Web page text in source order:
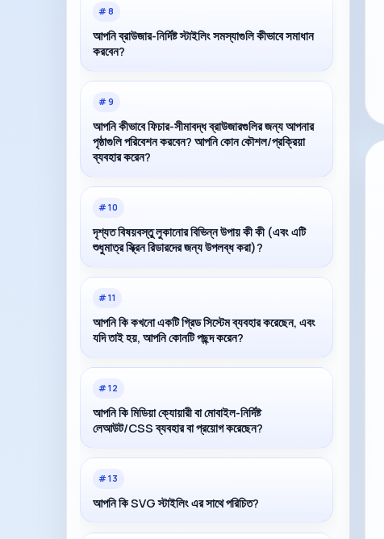
#8
আপনি ব্রাউজার-নির্দিষ্ট স্টাইলিং সমস্যাগুলি কীভাবে সমাধান
করবেন?
#9
আপনি কীভাবে ফিচার-সীমাবদ্ধ ব্রাউজারগুলির জন্য আপনার
পৃষ্ঠাগুলি পরিবেশন করবেন? আপনি কোন কৌশল/প্রক্রিয়া
ব্যবহার করেন?
#10
দৃশ্যত বিষয়বস্তু লুকানোর বিভিন্ন উপায় কী কী (এবং এটি
শুধুমাত্র স্ক্রিন রিডারদের জন্য উপলব্ধ করা)?
#11
আপনি কি কখনো একটি গ্রিড সিস্টেম ব্যবহার করেছেন, এবং
যদি তাই হয়, আপনি কোনটি পছন্দ করেন?
#12
আপনি কি মিডিয়া ক্যোয়ারী বা মোবাইল-নির্দিষ্ট
লেআউট/CSS ব্যবহার বা প্রয়োগ করেছেন?
#13
আপনি কি SVG স্টাইলিং এর সাথে পরিচিত?